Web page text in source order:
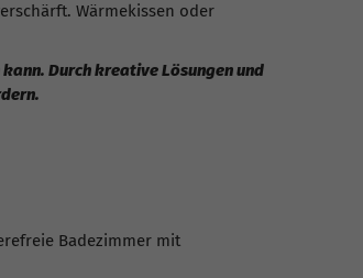
Wärmekissen oder
Durch kreative Lösungen und
Badezimmer mit